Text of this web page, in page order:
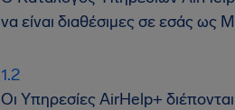
να είναι διαθέσιμες σε εσάς ως
Οι Υπηρεσίες AirHelp+